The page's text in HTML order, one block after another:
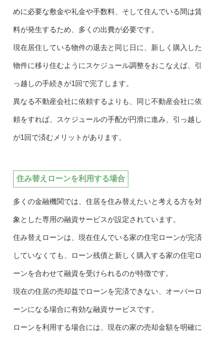
めに必要な敷金や礼金や手数料、そして住んでいる間は賃
料が発生するため、多くの出費が必要です。
現在居住している物件の退去と同じ日に、新しく購入した
物件に移り住むようにスケジュール調整をおこなえば、引
っ越しの手続きが1回で完了します。
異なる不動産会社に依頼するよりも、同じ不動産会社に依
頼をすれば、スケジュールの手配が円滑に進み、引っ越し
が1回で済むメリットがあります。
住み替えローンを利用する場合
多くの金融機関では、住居を住み替えたいと考える方を対
象とした専用の融資サービスが設定されています。
住み替えローンは、現在住んでいる家の住宅ローンが完済
していなくても、ローン残債と新しく購入する家の住宅ロ
ーンを合わせて融資を受けられるのが特徴です。
現在の住居の売却益でローンを完済できない、オーバーロ
ーンになる場合に有効な融資サービスです。
ローンを利用する場合には、現在の家の売却金額を明確に